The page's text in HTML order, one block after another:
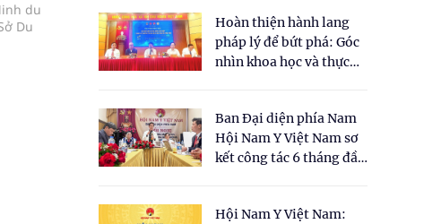
du
Du
Hoàn thiện hành lang
pháp lý để bứt phá: Góc
nhìn khoa học và thực
cho Luật Y dược cổ
truyền Việt Nam"
Ban Đại diện phía Nam
Hội Nam Y Việt Nam sơ
kết công tác 6 tháng đầu
Hội Nam Y Việt Nam: